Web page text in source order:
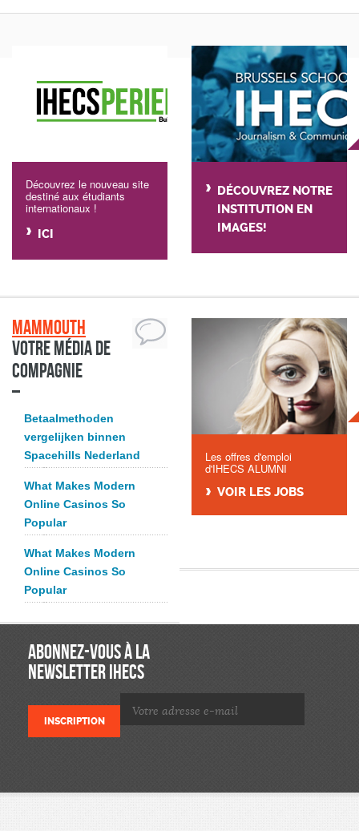
Découvrez le nouveau site
destiné aux étudiants
internationaux !
ICI
DÉCOUVREZ NOTRE
INSTITUTION EN
IMAGES!
Mammouth
Votre média de
compagnie
Betaalmethoden
vergelijken binnen
Spacehills Nederland
What Makes Modern
Online Casinos So
Popular
What Makes Modern
Online Casinos So
Popular
Les offres d'emploi
d'IHECS ALUMNI
VOIR LES JOBS
ABONNEZ-VOUS À LA
NEWSLETTER IHECS